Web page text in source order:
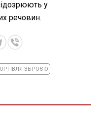
у
речовин.
ЗБРОЄЮ